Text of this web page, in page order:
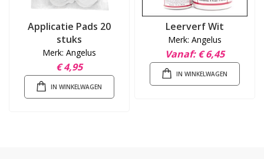
Applicatie Pads 20
stuks
Merk: Angelus
€ 4,95
IN WINKELWAGEN
Leerverf Wit
Merk: Angelus
Vanaf € 6,45
IN WINKELWAGEN